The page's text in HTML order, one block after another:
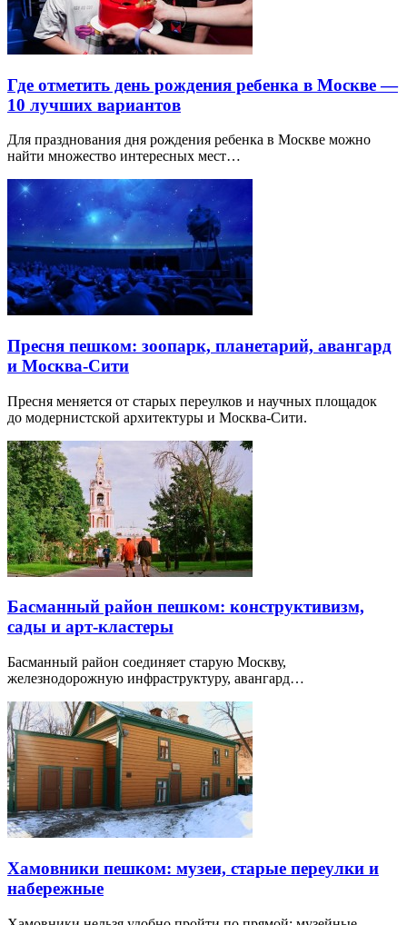
Где отметить день рождения ребенка в Москве —
10 лучших вариантов
Для празднования дня рождения ребенка в Москве можно
найти множество интересных мест…
Пресня пешком: зоопарк, планетарий, авангард
и Москва-Сити
Пресня меняется от старых переулков и научных площадок
до модернистской архитектуры и Москва-Сити.
Басманный район пешком: конструктивизм,
сады и арт-кластеры
Басманный район соединяет старую Москву,
железнодорожную инфраструктуру, авангард…
Хамовники пешком: музеи, старые переулки и
набережные